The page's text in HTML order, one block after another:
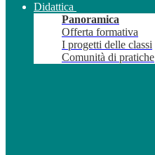
Didattica
Panoramica
Offerta formativa
I progetti delle classi
Comunità di pratiche